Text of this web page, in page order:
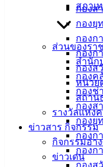
กองส
กองยุ
กองก
กองก
กองส
หน่วย
สถาน
รางวัลแห่ง
ข่าวสาร กิจกรรม
กิจกรรมอ่า
ข่าวเด่น
สภาเ
ส่วนของรา
สำนัก
กองค
กองช่
กองส
กองยุ
กองก
กองก
กองส
สรุปข้อมูลการรับสมัคร
ผู้ทรงคุณวุฒิใน กผส. ดา
ศิลา